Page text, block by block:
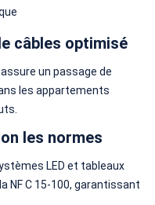
câbles optimisé
un passage de
les appartements
les normes
LED et tableaux
NF C 15-100, garantissant